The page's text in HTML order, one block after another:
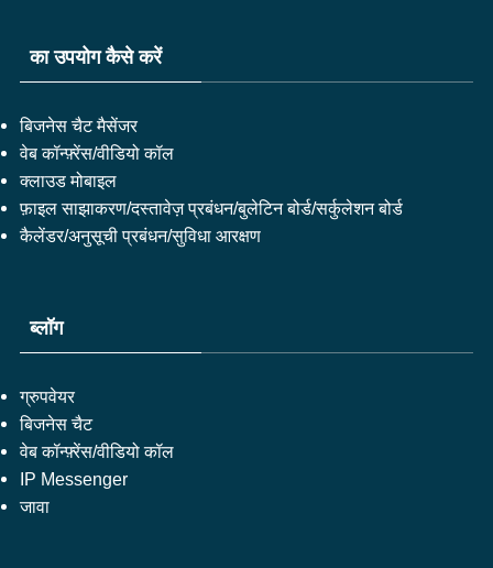
का उपयोग कैसे करें
बिजनेस चैट मैसेंजर
वेब कॉन्फ़्रेंस/वीडियो कॉल
क्लाउड मोबाइल
फ़ाइल साझाकरण/दस्तावेज़ प्रबंधन/बुलेटिन बोर्ड/सर्कुलेशन बोर्ड
कैलेंडर/अनुसूची प्रबंधन/सुविधा आरक्षण
ब्लॉग
ग्रुपवेयर
बिजनेस चैट
वेब कॉन्फ़्रेंस/वीडियो कॉल
IP Messenger
जावा